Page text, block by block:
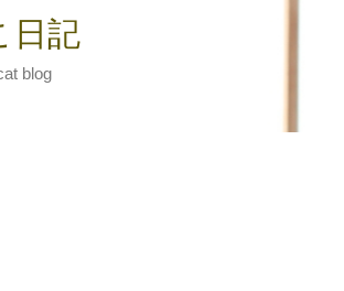
日記
blog